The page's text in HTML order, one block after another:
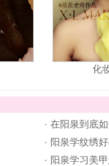
化
· 在阳泉到底
· 阳泉学纹绣
· 阳泉学习美